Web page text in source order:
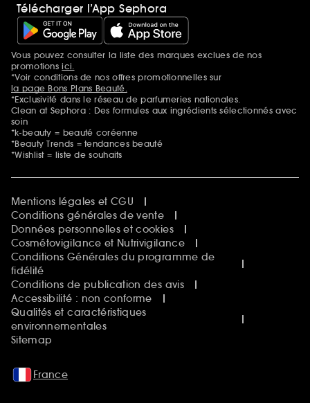
Télécharger l’App Sephora
Mentions additionnelles
Vous pouvez consulter la liste des marques exclues de nos
promotionsici.
*Voir conditions de nos offres promotionnelles sur
la page Bons Plans Beauté.
*Exclusivité dans le réseau de parfumeries nationales.
Clean at Sephora : Des formules aux ingrédients sélectionnés avec
soin
*k-beauty = beauté coréenne
*Beauty Trends = tendances beauté
*Wishlist = liste de souhaits
Mentions légales et CGU
Conditions générales de vente
Données personnelles et cookies
Cosmétovigilance et Nutrivigilance
Conditions Générales du programme de
fidélité
Conditions de publication des avis
Accessibilité : non conforme
Qualités et caractéristiques
environnementales
Sitemap
France